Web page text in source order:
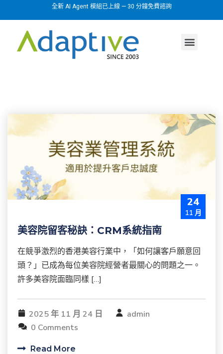
全新 AI Agent 模組已上線 — 30 分鐘免費諮詢
24
11 月
美容院留客秘訣：CRM系統指南
在競爭激烈的香港美容行業中，「如何讓客戶願意回
頭？」已成為每位美容院經營者最關心的問題之一。
許多美容院面臨同樣 […]
2025 年 11 月 24 日
admin
0 Comments
Read More